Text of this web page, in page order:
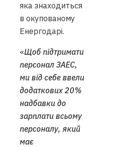
яка знаходиться
в окупованому
Енергодарі.
«Щоб підтримати
персонал ЗАЕС,
ми від себе ввели
додаткових 20%
надбавки до
зарплати всьому
персоналу, який
має